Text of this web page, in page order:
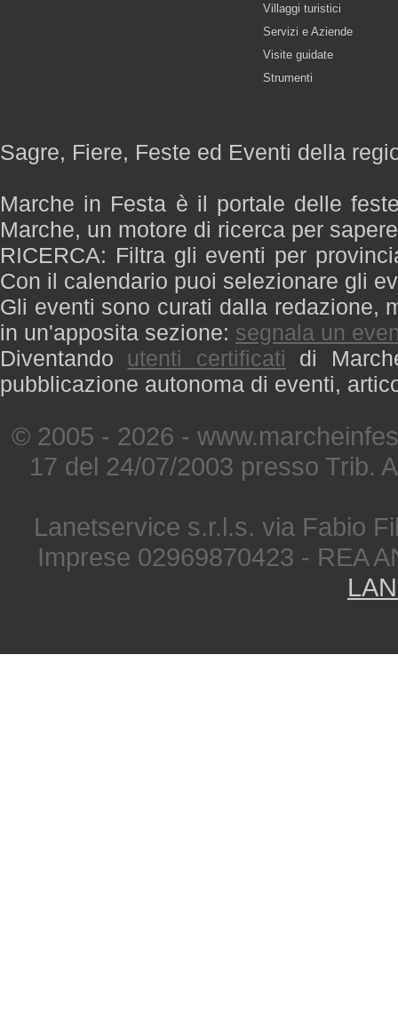
Villaggi turistici
Servizi e Aziende
Visite guidate
Strumenti
Sagre, Fiere, Feste ed Eventi della
Marche in Festa è il portale delle
Marche, un motore di ricerca per
RICERCA: Filtra gli eventi per
Con il calendario puoi selezionare gli
Gli eventi sono curati dalla redazione,
in un'apposita sezione: segnala un
Diventando utenti certificati di
pubblicazione autonoma di eventi,
© 2005 - 2026 -
17 del 24/07/2003 presso Trib.
Lanetservice s.r.l.s. via Fabio
Imprese 02969870423 - REA